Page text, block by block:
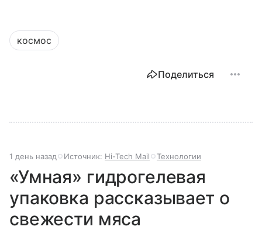
космос
Поделиться
1 день назад Источник: Hi-Tech Mail Технологии
«Умная» гидрогелевая
упаковка рассказывает о
свежести мяса